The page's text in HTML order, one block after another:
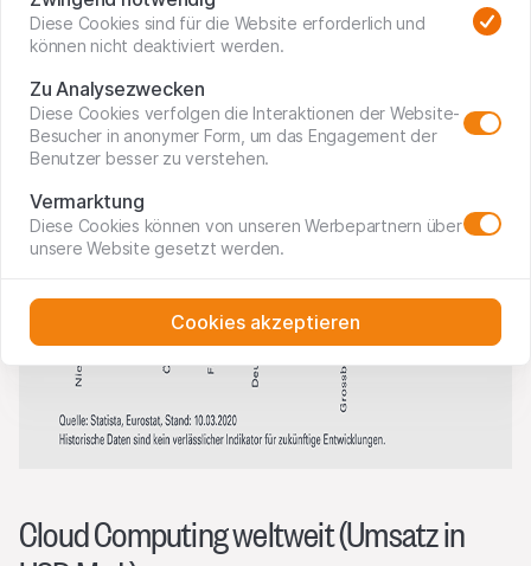
Cloud Computing weltweit (Umsatz in
Diese Cookies sind für die Website erforderlich und
können nicht deaktiviert werden.
Zu Analysezwecken
Diese Cookies verfolgen die Interaktionen der Website-
Besucher in anonymer Form, um das Engagement der
Benutzer besser zu verstehen.
Vermarktung
Diese Cookies können von unseren Werbepartnern über
unsere Website gesetzt werden.
Cookies akzeptieren